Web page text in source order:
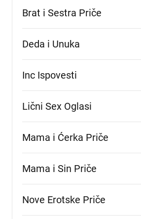
Brat i Sestra Priče
Deda i Unuka
Inc Ispovesti
Lični Sex Oglasi
Mama i Ćerka Priče
Mama i Sin Priče
Nove Erotske Priče